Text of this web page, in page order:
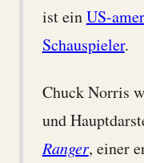
ist einUS-
Schauspieler.
Chuck Norris
und
Ranger, einer